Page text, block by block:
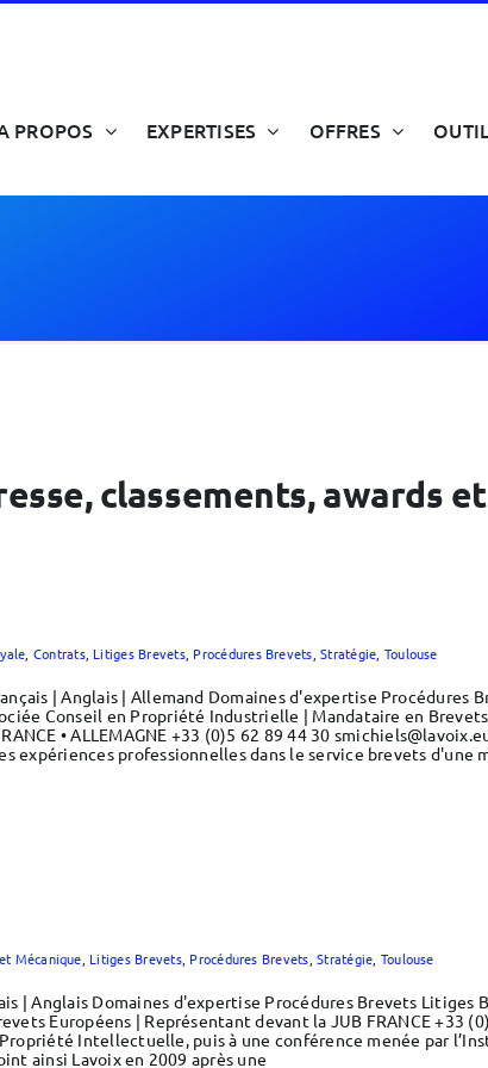
PROPOS EXPERTISES OFFRES
classements, awards
Contrats, Litiges Brevets, Procédures Brevets ,Stratégie Toulouse
| Anglais | Allemand Domaines d'expertise
Conseil en Propriété Industrielle | Mandataire en
• ALLEMAGNE +33 (0)5 62 89 44 30
expériences professionnelles dans le service brevets
Mécanique Litiges Brevets, Procédures Brevets ,Stratégie Toulouse
| Anglais Domaines d'expertise Procédures Brevets
Européens | Représentant devant la JUB FRANCE +33
Intellectuelle, puis à une conférence menée par
ainsi Lavoix en 2009 après une